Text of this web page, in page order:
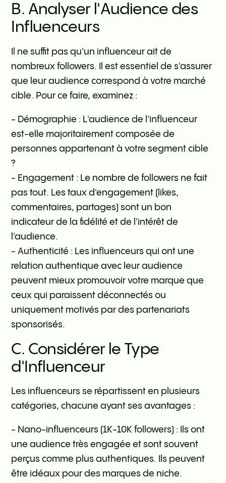
B. Analyser l'Audience des
Influenceurs
Il ne suffit pas qu'un influenceur ait de
nombreux followers. Il est essentiel de s'assurer
que leur audience correspond à votre marché
cible. Pour ce faire, examinez :
- Démographie : L'audience de l'influenceur
est-elle majoritairement composée de
personnes appartenant à votre segment cible
?
- Engagement : Le nombre de followers ne fait
pas tout. Les taux d'engagement (likes,
commentaires, partages) sont un bon
indicateur de la fidélité et de l'intérêt de
l'audience.
- Authenticité : Les influenceurs qui ont une
relation authentique avec leur audience
peuvent mieux promouvoir votre marque que
ceux qui paraissent déconnectés ou
uniquement motivés par des partenariats
sponsorisés.
C. Considérer le Type
d'Influenceur
Les influenceurs se répartissent en plusieurs
catégories, chacune ayant ses avantages :
- Nano-influenceurs (1K-10K followers) : Ils ont
une audience très engagée et sont souvent
perçus comme plus authentiques. Ils peuvent
être idéaux pour des marques de niche.